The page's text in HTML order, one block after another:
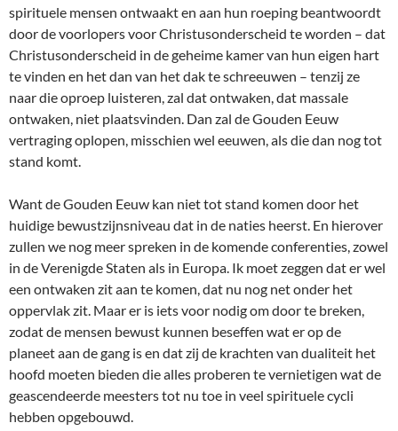
spirituele mensen ontwaakt en aan hun roeping beantwoordt
door de voorlopers voor Christusonderscheid te worden – dat
Christusonderscheid in de geheime kamer van hun eigen hart
te vinden en het dan van het dak te schreeuwen – tenzij ze
naar die oproep luisteren, zal dat ontwaken, dat massale
ontwaken, niet plaatsvinden. Dan zal de Gouden Eeuw
vertraging oplopen, misschien wel eeuwen, als die dan nog tot
stand komt.
Want de Gouden Eeuw kan niet tot stand komen door het
huidige bewustzijnsniveau dat in de naties heerst. En hierover
zullen we nog meer spreken in de komende conferenties, zowel
in de Verenigde Staten als in Europa. Ik moet zeggen dat er wel
een ontwaken zit aan te komen, dat nu nog net onder het
oppervlak zit. Maar er is iets voor nodig om door te breken,
zodat de mensen bewust kunnen beseffen wat er op de
planeet aan de gang is en dat zij de krachten van dualiteit het
hoofd moeten bieden die alles proberen te vernietigen wat de
geascendeerde meesters tot nu toe in veel spirituele cycli
hebben opgebouwd.